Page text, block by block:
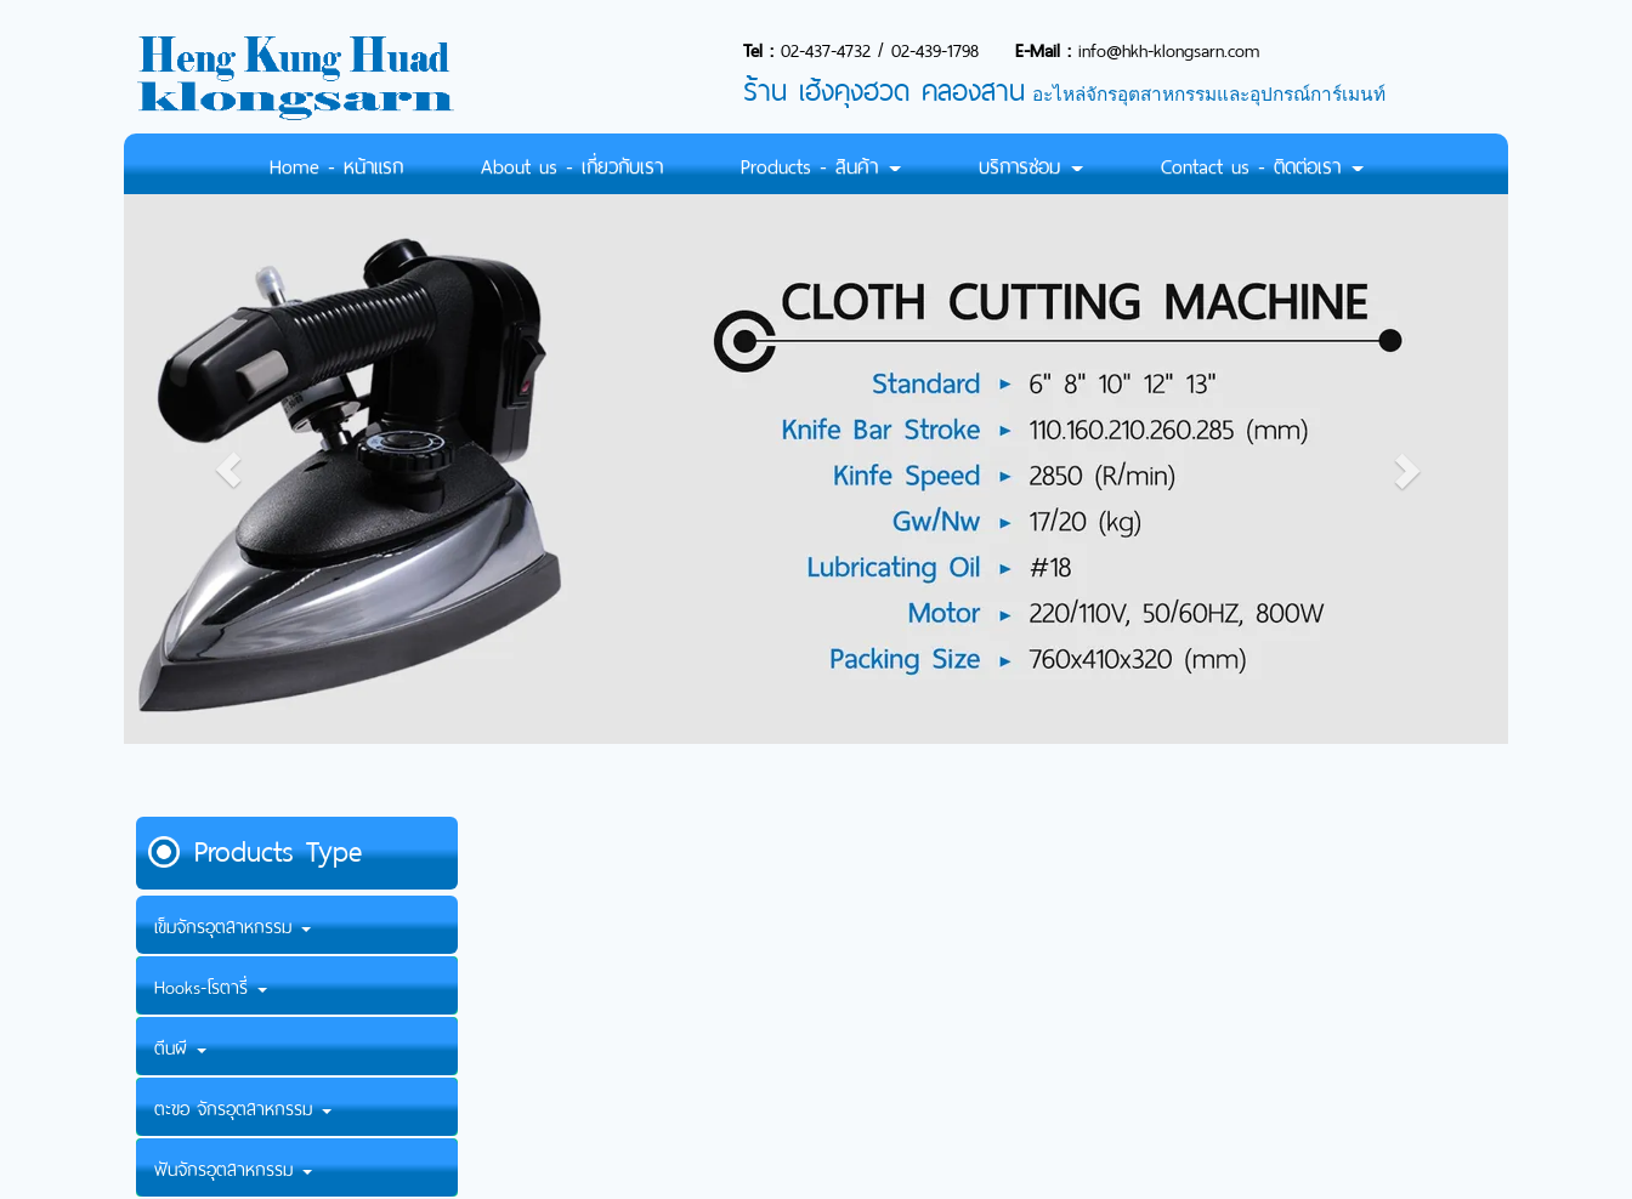
Home - หน้าแรก About us - เกี่ยวกับเรา Products - สินค้า บริการซ่อม Contact us - ติดต่อเรา
Tel : 02-437-4732 / 02-439-1798 E-Mail : info@hkh-klongsarn.com
ร้าน เฮ้งคุงฮวด คลองสาน อะไหล่จักรอุตสาหกรรมและอุปกรณ์การ์เมนท์
Products Type
เข็มจักรอุตสาหกรรม
Hooks-โรตารี่
ตีนผี
ตะขอ จักรอุตสาหกรรม
ฟันจักรอุตสาหกรรม